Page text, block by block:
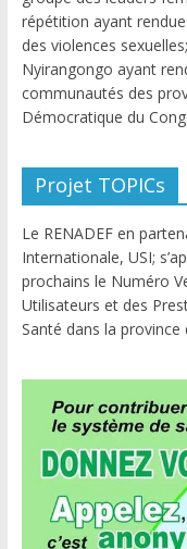
répétition ayant
des violences
Nyirangongo ayant
communautés des
Démocratique du
Projet TOPICs
Le RENADEF en
Internationale, USI;
prochains le Numéro
Utilisateurs et des
Santé dans la province